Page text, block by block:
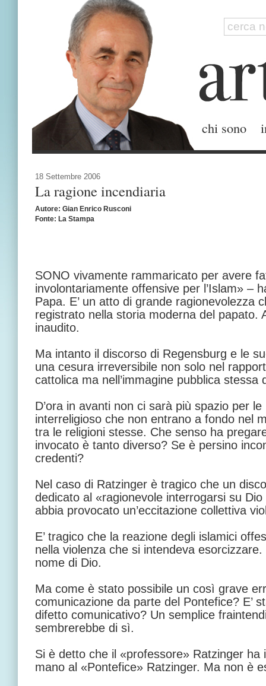
chi sono
18 Settembre 2006
La ragione incendiaria
Autore: Gian Enrico Rusconi
Fonte: La Stampa
SONO vivamente rammaricato per avere
involontariamente offensive per l’Islam» –
Papa. E’ un atto di grande ragionevolezza
registrato nella storia moderna del papato.
inaudito.
Ma intanto il discorso di Regensburg e le
una cesura irreversibile non solo nel
cattolica ma nell’immagine pubblica stessa
D’ora in avanti non ci sarà più spazio per
interreligioso che non entrano a fondo nel
tra le religioni stesse. Che senso ha
invocato è tanto diverso? Se è persino
credenti?
Nel caso di Ratzinger è tragico che un
dedicato al «ragionevole interrogarsi su
abbia provocato un’eccitazione collettiva
E’ tragico che la reazione degli islamici
nella violenza che si intendeva
nome di Dio.
Ma come è stato possibile un così grave
comunicazione da parte del Pontefice? E’
difetto comunicativo? Un semplice
sembrerebbe di sì.
Si è detto che il «professore» Ratzinger ha
mano al «Pontefice» Ratzinger. Ma non è